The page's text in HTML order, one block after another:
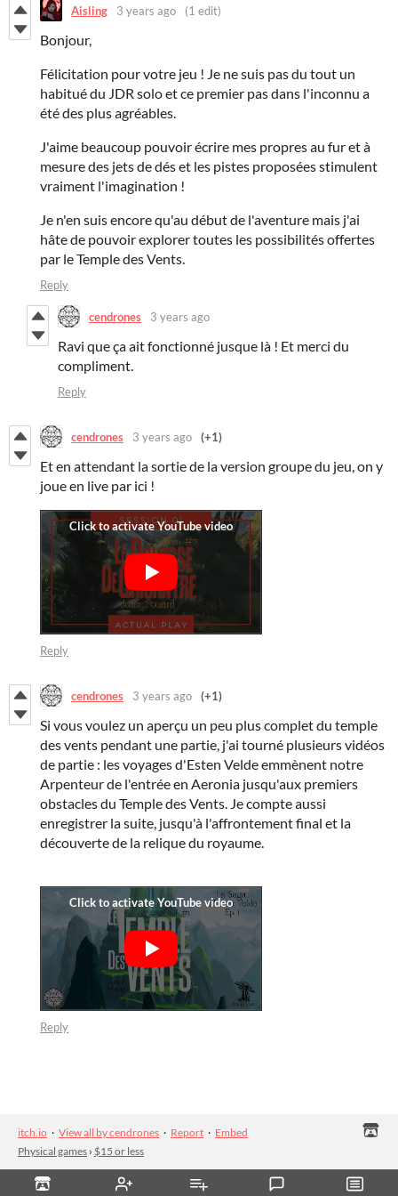
Aisling 3 years ago (1 edit)
Bonjour,
Félicitation pour votre jeu ! Je ne suis pas du tout un
habitué du JDR solo et ce premier pas dans l'inconnu a
été des plus agréables.
J'aime beaucoup pouvoir écrire mes propres au fur et à
mesure des jets de dés et les pistes proposées stimulent
vraiment l'imagination !
Je n'en suis encore qu'au début de l'aventure mais j'ai
hâte de pouvoir explorer toutes les possibilités offertes
par le Temple des Vents.
Reply
cendrones 3 years ago
Ravi que ça ait fonctionné jusque là ! Et merci du
compliment.
Reply
cendrones 3 years ago (+1)
Et en attendant la sortie de la version groupe du jeu, on y
joue en live par ici !
Reply
cendrones 3 years ago (+1)
Si vous voulez un aperçu un peu plus complet du temple
des vents pendant une partie, j'ai tourné plusieurs vidéos
de partie : les voyages d'Esten Velde emmènent notre
Arpenteur de l'entrée en Aeronia jusqu'aux premiers
obstacles du Temple des Vents. Je compte aussi
enregistrer la suite, jusqu'à l'affrontement final et la
découverte de la relique du royaume.
Reply
itch.io · View all by cendrones · Report · Embed
Physical games › $15 or less